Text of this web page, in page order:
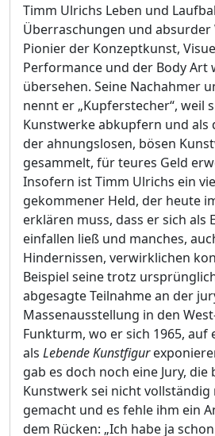
Timm Ulrichs Leben und
Überraschungen und absurder
Pionier der Konzeptkunst,
Performance und der Body Art
übersehen. Seine Nachahmer
nennt er „Kupferstecher“, weil
Kunstwerke abkupfern und als
der ahnungslosen, bösen
gesammelt, für teures Geld
Insofern ist Timm Ulrichs ein
gekommener Held, der heute
erklären muss, dass er sich als
einfallen ließ und manches,
Hindernissen, verwirklichen
Beispiel seine trotz
abgesagte Teilnahme an der
Massenausstellung in den
Funkturm, wo er sich 1965, auf
als Lebende Kunstfigur
gab es doch noch eine Jury, die
Kunstwerk sei nicht vollständig
gemacht und es fehle ihm ein
dem Rücken: „Ich habe ja